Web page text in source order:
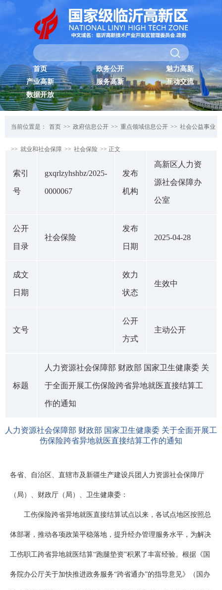
首页 政务公开
魅力高新
产业高新
服务高新
互动交流
数据开放
当前位置是： 首页 >> 政府信息公开 >> 重点领域信息公开 >> 社会公益事业
>> 就业和社会保障 >> 社会保险 >> 正文
索引
号
gxqrlzyhshbz/2025-
0000067
发布
机构
高新区人力资
源社会保障办
公室
公开
目录
社会保险
发布
日期
2025-04-28
成文
日期
效力
状态
生效中
文号
公开
方式
主动公开
标题
人力资源社会保障部 财政部 国家卫生健康委 关
于全面开展工伤保险跨省异地就医直接结算工
作的通知
人力资源社会保障部 财政部 国家卫生健康委 关于全面开展工
伤保险跨省异地就医直接结算工作的通知
各省、自治区、直辖市及新疆生产建设兵团人力资源社会保障厅
（局）、财政厅（局）、卫生健康委：
工伤保险跨省异地就医直接结算试点以来，各试点地区按照总
体部署，推动各项政策平稳落地，提升经办管理服务水平，为解决
工伤职工跨省异地就医结算“跑腿垫资”积累了丰富经验。根据《国
务院办公厅关于加快推进政务服务“跨省通办”的指导意见》（国办